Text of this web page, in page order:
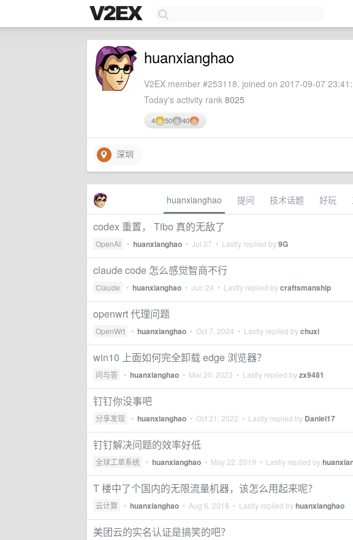
huanxianghao
V2EX member #253118, joined on 2017-09-07
Today's activity rank 8025
4 50 40
深圳
huanxianghao 提问 技术话题 好玩
codex 重置， Tibo 真的无敌了
OpenAI • huanxianghao • Jul 27 • Lastly replied by9G
claude code 怎么感觉智商不行
Claude • huanxianghao • Jun 24 • Lastly replied bycraftsmanship
openwrt 代理问题
OpenWrt • huanxianghao • Oct 7, 2024 • Lastly replied bychuxi
win10 上面如何完全卸载 edge 浏览器？
问与答 • huanxianghao • Mar 20, 2023 • Lastly replied byzx9481
钉钉你没事吧
分享发现 • huanxianghao • Oct 21, 2022 • Lastly replied by Daniel17
钉钉解决问题的效率好低
全球工单系统 • huanxianghao • May 22, 2019 • Lastly replied by
T 楼中了个国内的无限流量机器，该怎么用起来呢？
云计算 • huanxianghao • Aug 6, 2018 • Lastly replied byhuanxianghao
美团云的实名认证是搞笑的吧？